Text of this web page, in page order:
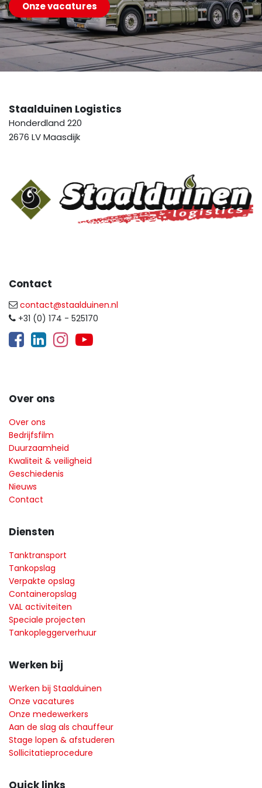
Onze vacatures
Staalduinen Logistics
Honderdland 220
2676 LV Maasdijk
Contact
contact@staalduinen.nl
+31 (0) 174 - 525170
Over ons
Over ons
Bedrijfsfilm
Duurzaamheid
Kwaliteit & veiligheid
Geschiedenis
Nieuws
Contact
Diensten
Tanktransport
Tankopslag
Verpakte opslag
Containeropslag
VAL activiteiten
Speciale projecten
Tankopleggerverhuur
Werken bij
Werken bij Staalduinen
Onze vacatures
Onze medewerkers
Aan de slag als chauffeur
Stage lopen & afstuderen
Sollicitatieprocedure